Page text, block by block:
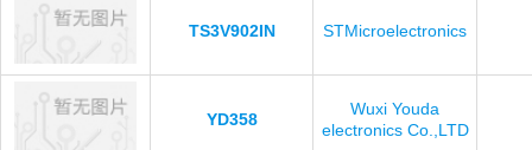
TS3V902IN STMicroelectronics
YD358
Wuxi Youda
electronics Co.,LTD